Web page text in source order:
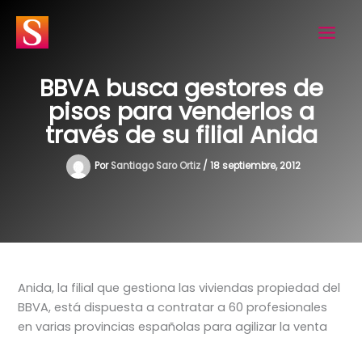
contenido
BBVA busca gestores de
pisos para venderlos a
través de su filial Anida
PorSantiago Saro Ortiz / 18 septiembre, 2012
Anida, la filial que gestiona las viviendas propiedad del
BBVA, está dispuesta a contratar a 60 profesionales
en varias provincias españolas para agilizar la venta